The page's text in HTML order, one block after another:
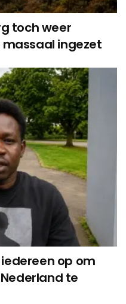
toch weer
ingezet
iedereen op om
te